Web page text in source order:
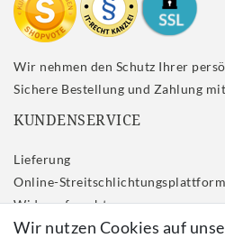
Wir nehmen den Schutz Ihrer
Sichere Bestellung und Zahlung
KUNDENSERVICE
Lieferung
Online-Streitschlichtungsplattform
Widerrufs­recht
Impressum
Wir nutzen Cookies auf